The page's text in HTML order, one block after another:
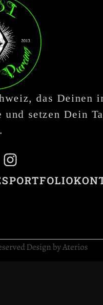
das
setzen Dein
PORTFOLIO
Design by Aterios